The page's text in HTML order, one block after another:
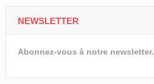
NEWSLETTER
Abonnez-vous à notre newsletter.